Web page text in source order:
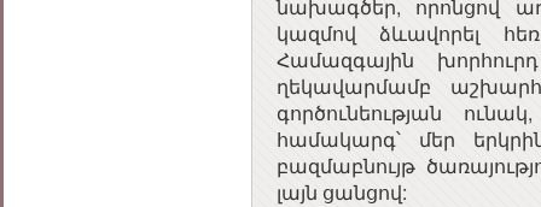
նախագծեր, որոնցով
կազմով ձևավորել
Համազգային
ղեկավարմամբ
գործունեության
համակարգ՝ մեր
բազմաբնույթ
լայն ցանցով: